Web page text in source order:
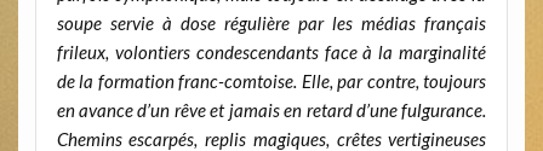
soupe servie à dose régulière par les médias français
frileux, volontiers condescendants face à la marginalité
de la formation franc-comtoise. Elle, par contre, toujours
en avance d’un rêve et jamais en retard d’une fulgurance.
Chemins escarpés, replis magiques, crêtes vertigineuses